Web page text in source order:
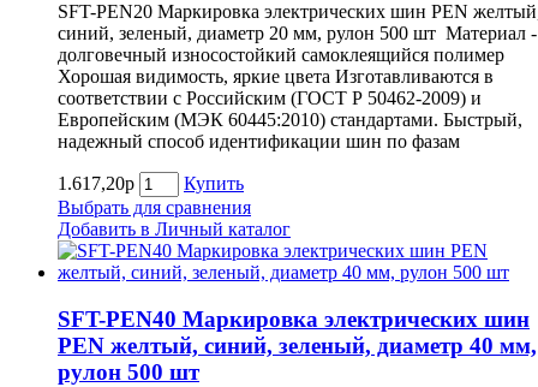
SFT-PEN20 Маркировка электрических шин PEN
синий, зеленый, диаметр 20 мм, рулон 500 шт Материал -
долговечный износостойкий самоклеящийся полимер
Хорошая видимость, яркие цвета Изготавливаются в
соответствии с Российским (ГОСТ Р 50462-2009) и
Европейским (МЭК 60445:2010) стандартами. Быстрый,
надежный способ идентификации шин по фазам
1.617,20р
Купить
Выбрать для сравнения
Добавить в Личный каталог
SFT-PEN40 Маркировка электрических шин
PEN желтый, синий, зеленый, диаметр 40 мм,
рулон 500 шт